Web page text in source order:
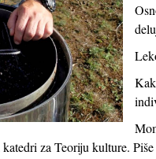
za Teoriju kulture.